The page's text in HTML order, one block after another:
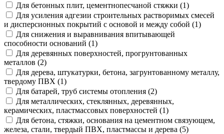
Для бетонных плит, цементнопесчаной стяжки (1)
Для усиления адгезии строительных растворимых смесей
и дисперсионных покрытий с основой и между собой (1)
Для снижения и выравнивания впитывающей
способности оснований (1)
Для деревянных поверхностей, прогрунтованных
металлов (2)
Для дерева, штукатурки, бетона, загрунтованному металлу,
твердому ПВХ (1)
Для батарей, труб системы отопления (2)
Для металлических, стеклянных, деревянных,
керамических, пластмассовых поверхностей (1)
Для бетона, стяжки, основания на цементном связующем,
железа, стали, твердый ПВХ, пластмассы и дерева (5)